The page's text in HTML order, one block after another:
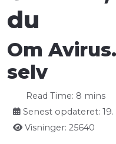
du
Om
selv
Read Time: 8 mins
Senest opdateret:
Visninger: 25640